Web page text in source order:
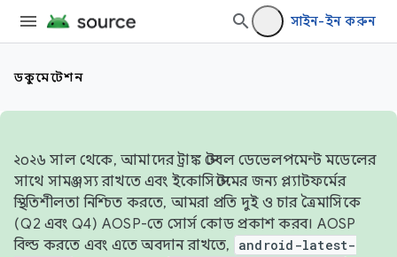
সাইন-ইন করুন
ডকুমেন্টেশন
২০২৬ সাল থেকে, আমাদের ট্রাঙ্ক স্টেবল ডেভেলপমেন্ট মডেলের
সাথে সামঞ্জস্য রাখতে এবং ইকোসিস্টেমের জন্য প্ল্যাটফর্মের
স্থিতিশীলতা নিশ্চিত করতে, আমরা প্রতি দুই ও চার ত্রৈমাসিকে
(Q2 এবং Q4) AOSP-তে সোর্স কোড প্রকাশ করব। AOSP
বিল্ড করতে এবং এতে অবদান রাখতে,
android-latest-